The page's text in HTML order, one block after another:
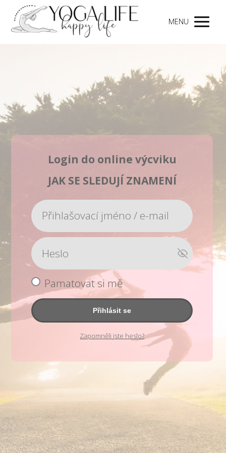
MENU
Login do online výcviku
JAK SE SLEDUJÍ ZNAMENÍ
Pamatovat si mě
Přihlásit se
Zapomněli jste heslo?